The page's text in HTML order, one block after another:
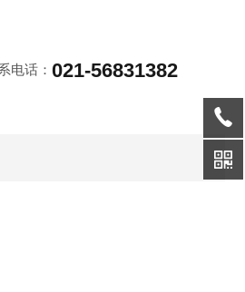
电话：021-56831382